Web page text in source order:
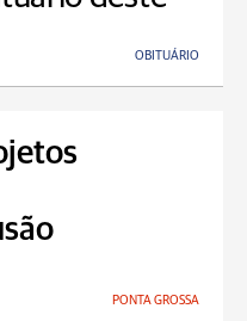
OBITUÁRIO
PONTA GROSSA